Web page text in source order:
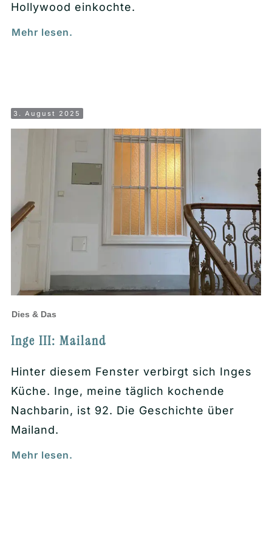
Hollywood einkochte.
Mehr lesen.
3. August 2025
Dies & Das
Inge III: Mailand
Hinter diesem Fenster verbirgt sich Inges
Küche. Inge, meine täglich kochende
Nachbarin, ist 92. Die Geschichte über
Mailand.
Mehr lesen.